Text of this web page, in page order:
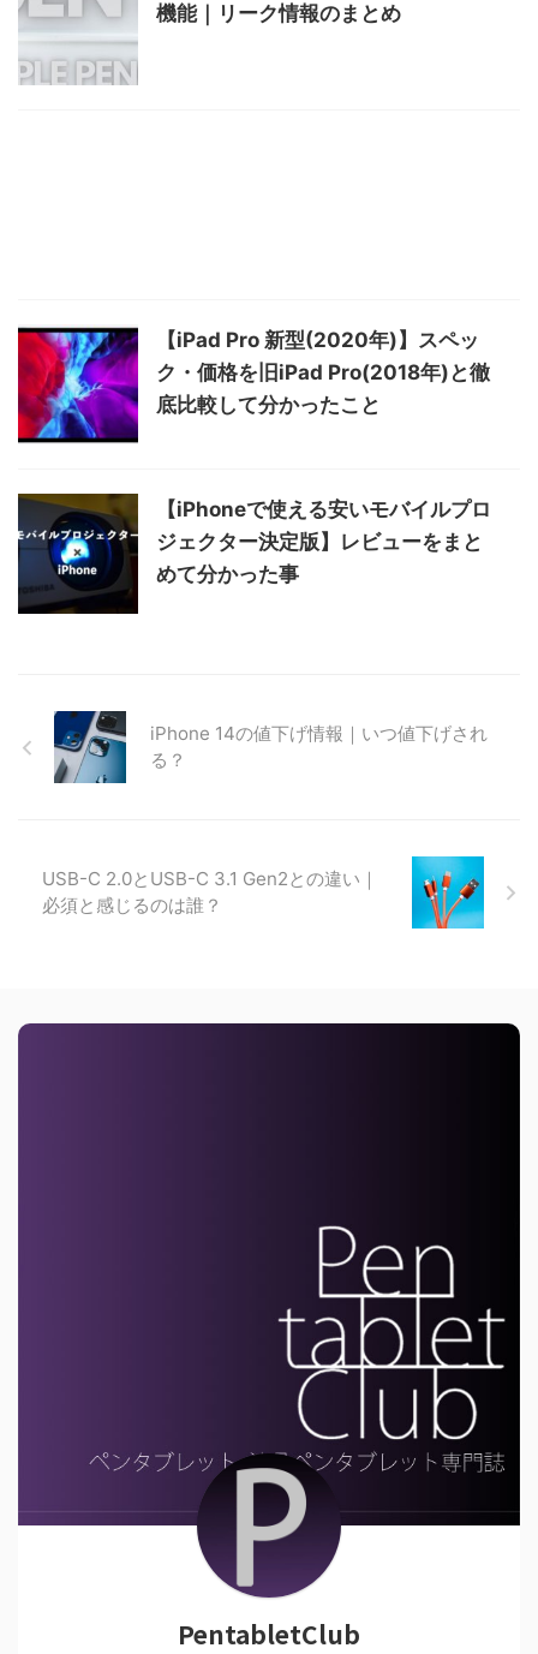
機能｜リーク情報のまとめ
【iPad Pro 新型(2020年)】スペッ
ク・価格を旧iPad Pro(2018年)と徹
底比較して分かったこと
【iPhoneで使える安いモバイルプロ
ジェクター決定版】レビューをまと
めて分かった事
iPhone 14の値下げ情報｜いつ値下げされ
る？
USB-C 2.0とUSB-C 3.1 Gen2との違い｜
必須と感じるのは誰？
PentabletClub